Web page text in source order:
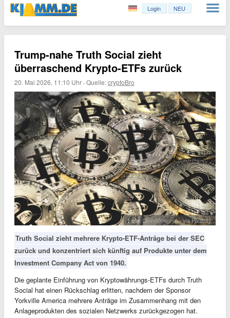
Login NEU
Trump-nahe Truth Social zieht
überraschend Krypto-ETFs zurück
20. Mai 2026, 11:10 Uhr ·Quelle:cryptoBro
Foto:EivindPedersenvia Pixabay
Truth Social zieht mehrere Krypto-ETF-Anträge bei der SEC
zurück und konzentriert sich künftig auf Produkte unter dem
Investment Company Act von 1940.
Die geplante Einführung von Kryptowährungs-ETFs durch Truth
Social hat einen Rückschlag erlitten, nachdem der Sponsor
Yorkville America mehrere Anträge im Zusammenhang mit den
Anlageprodukten des sozialen Netzwerks zurückgezogen hat.